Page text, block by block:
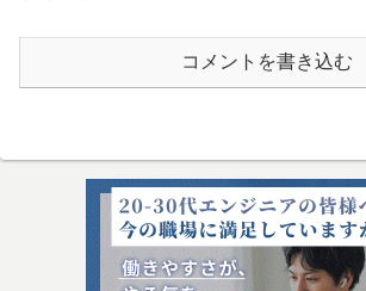
コメントを書き込む